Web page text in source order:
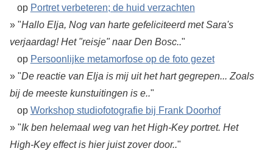
op Portret verbeteren; de huid verzachten
» "Hallo Elja, Nog van harte gefeliciteerd met Sara's
verjaardag! Het "reisje" naar Den Bosc.."
op Persoonlijke metamorfose op de foto gezet
» "De reactie van Elja is mij uit het hart gegrepen... Zoals
bij de meeste kunstuitingen is e.."
op Workshop studiofotografie bij Frank Doorhof
» "Ik ben helemaal weg van het High-Key portret. Het
High-Key effect is hier juist zover door.."